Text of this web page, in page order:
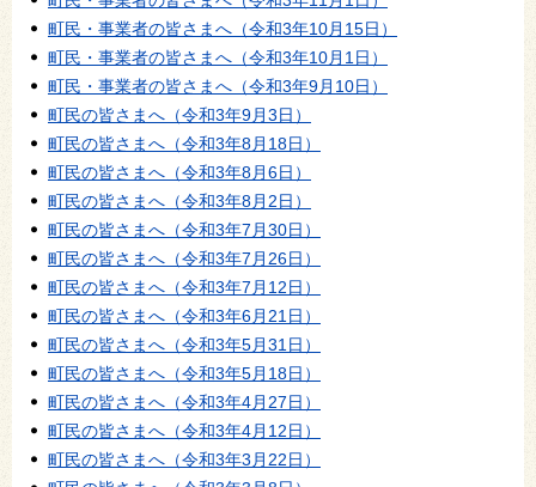
町民・事業者の皆さまへ（令和3年10月15日）
町民・事業者の皆さまへ（令和3年10月1日）
町民・事業者の皆さまへ（令和3年9月10日）
町民の皆さまへ（令和3年9月3日）
町民の皆さまへ（令和3年8月18日）
町民の皆さまへ（令和3年8月6日）
町民の皆さまへ（令和3年8月2日）
町民の皆さまへ（令和3年7月30日）
町民の皆さまへ（令和3年7月26日）
町民の皆さまへ（令和3年7月12日）
町民の皆さまへ（令和3年6月21日）
町民の皆さまへ（令和3年5月31日）
町民の皆さまへ（令和3年5月18日）
町民の皆さまへ（令和3年4月27日）
町民の皆さまへ（令和3年4月12日）
町民の皆さまへ（令和3年3月22日）